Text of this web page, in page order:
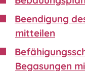
Beendigung
mitteilen
Begasungen